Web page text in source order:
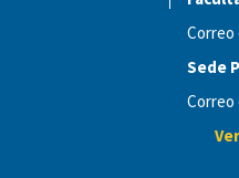
Correo
Sede
Correo